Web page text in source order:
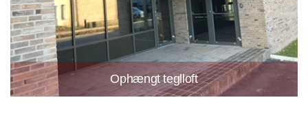
Ophængt teglloft